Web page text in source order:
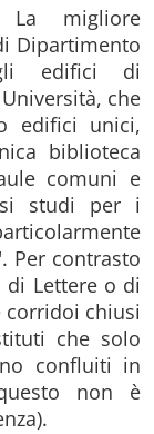
migliore
Dipartimento
edifici di
che
edifici unici,
biblioteca
comuni e
studi per i
Per contrasto
di Lettere o di
corridoi chiusi
che solo
confluiti in
non è